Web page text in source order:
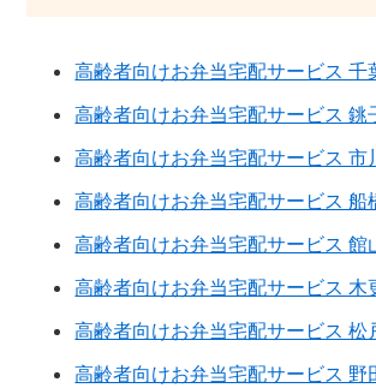
高齢者向けお弁当宅配サービス 千
高齢者向けお弁当宅配サービス 銚
高齢者向けお弁当宅配サービス 市
高齢者向けお弁当宅配サービス 船
高齢者向けお弁当宅配サービス 館
高齢者向けお弁当宅配サービス 木
高齢者向けお弁当宅配サービス 松
高齢者向けお弁当宅配サービス 野